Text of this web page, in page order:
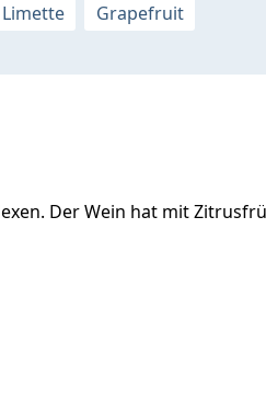
Limette Grapefruit
Der Wein hat mit